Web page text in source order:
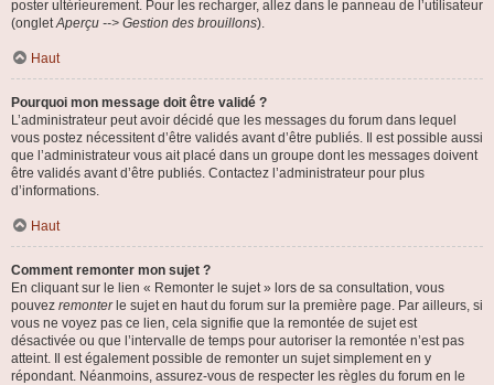
poster ultérieurement. Pour les recharger, allez dans le panneau de l’utilisateur
(ongletAperçu --> Gestion des brouillons).
Haut
Pourquoi mon message doit être validé ?
L’administrateur peut avoir décidé que les messages du forum dans lequel
vous postez nécessitent d’être validés avant d’être publiés. Il est possible aussi
que l’administrateur vous ait placé dans un groupe dont les messages doivent
être validés avant d’être publiés. Contactez l’administrateur pour plus
d’informations.
Haut
Comment remonter mon sujet ?
En cliquant sur le lien « Remonter le sujet » lors de sa consultation, vous
pouvez remonterle sujet en haut du forum sur la première page. Par ailleurs, si
vous ne voyez pas ce lien, cela signifie que la remontée de sujet est
désactivée ou que l’intervalle de temps pour autoriser la remontée n’est pas
atteint. Il est également possible de remonter un sujet simplement en y
répondant. Néanmoins, assurez-vous de respecter les règles du forum en le